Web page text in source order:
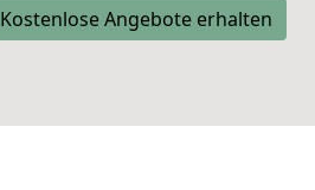
Kostenlose Angebote erhalten